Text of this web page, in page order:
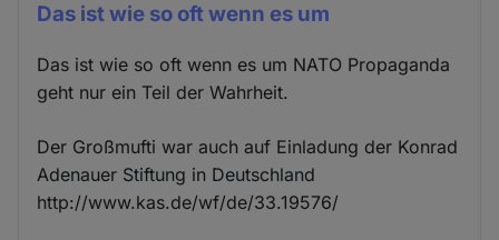
Das ist wie so oft wenn es um
Das ist wie so oft wenn es um NATO Propaganda
geht nur ein Teil der Wahrheit.
Der Großmufti war auch auf Einladung der Konrad
Adenauer Stiftung in Deutschland
http://www.kas.de/wf/de/33.19576/